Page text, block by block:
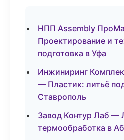
НПП Assembly
Проектирование и
подготовка в Уфа
Инжиниринг
— Пластик: литьё
Ставрополь
Завод Контур Лаб —
термообработка в